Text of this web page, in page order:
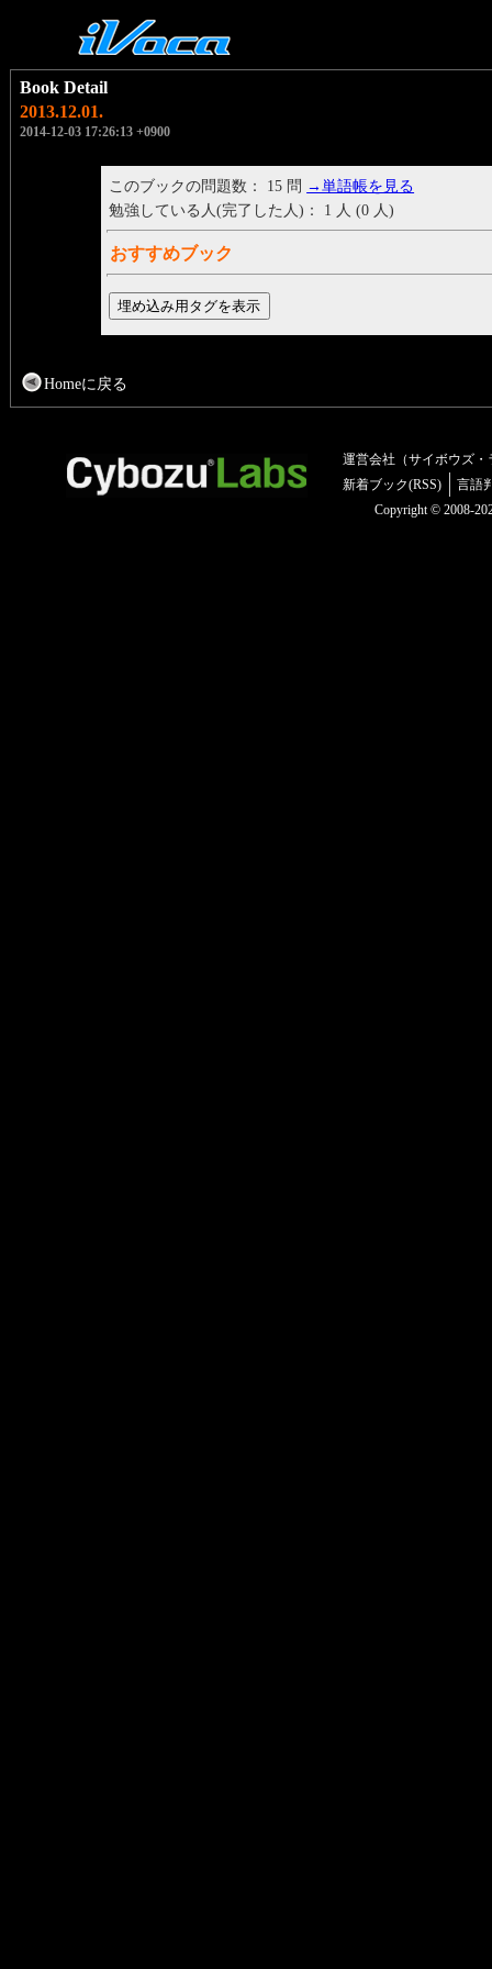
Book Detail
2013.12.01.
2014-12-03 17:26:13 +0900
このブックの問題数： 15 問 →単語帳を見る
勉強している人(完了した人)： 1 人 (0 人)
おすすめブック
Homeに戻る
運営会社（サイボウズ・
新着ブック(RSS)
言語
Copyright © 2008-